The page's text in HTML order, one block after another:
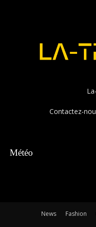
Contactez-
Météo
News Fashion